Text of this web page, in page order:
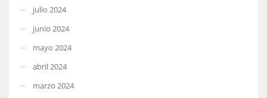
julio 2024
junio 2024
mayo 2024
abril 2024
marzo 2024